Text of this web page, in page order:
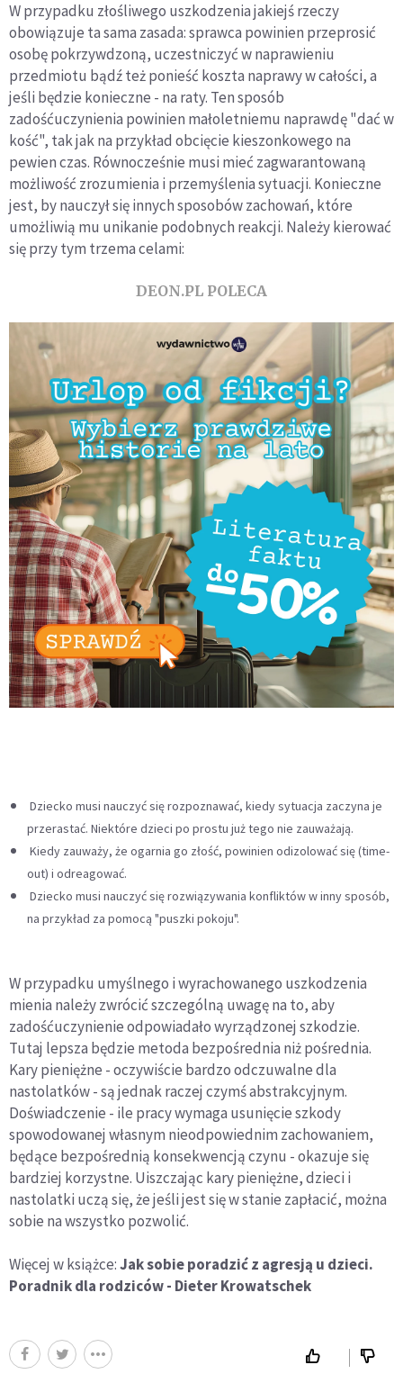
W przypadku złośliwego uszkodzenia jakiejś rzeczy
obowiązuje ta sama zasada: sprawca powinien przeprosić
osobę pokrzywdzoną, uczestniczyć w naprawieniu
przedmiotu bądź też ponieść koszta naprawy w całości, a
jeśli będzie konieczne - na raty. Ten sposób
zadośćuczynienia powinien małoletniemu naprawdę "dać w
kość", tak jak na przykład obcięcie kieszonkowego na
pewien czas. Równocześnie musi mieć zagwarantowaną
możliwość zrozumienia i przemyślenia sytuacji. Konieczne
jest, by nauczył się innych sposobów zachowań, które
umożliwią mu unikanie podobnych reakcji. Należy kierować
się przy tym trzema celami:
DEON.PL POLECA
Dziecko musi nauczyć się rozpoznawać, kiedy sytuacja zaczyna je
przerastać. Niektóre dzieci po prostu już tego nie zauważają.
Kiedy zauważy, że ogarnia go złość, powinien odizolować się (time-
out) i odreagować.
Dziecko musi nauczyć się rozwiązywania konfliktów w inny sposób,
na przykład za pomocą "puszki pokoju".
W przypadku umyślnego i wyrachowanego uszkodzenia
mienia należy zwrócić szczególną uwagę na to, aby
zadośćuczynienie odpowiadało wyrządzonej szkodzie.
Tutaj lepsza będzie metoda bezpośrednia niż pośrednia.
Kary pieniężne - oczywiście bardzo odczuwalne dla
nastolatków - są jednak raczej czymś abstrakcyjnym.
Doświadczenie - ile pracy wymaga usunięcie szkody
spowodowanej własnym nieodpowiednim zachowaniem,
będące bezpośrednią konsekwencją czynu - okazuje się
bardziej korzystne. Uiszczając kary pieniężne, dzieci i
nastolatki uczą się, że jeśli jest się w stanie zapłacić, można
sobie na wszystko pozwolić.
Więcej w książce:Jak sobie poradzić z agresją u dzieci.
Poradnik dla rodziców - Dieter Krowatschek